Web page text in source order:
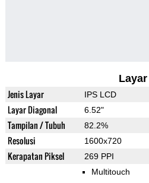
Layar
Jenis Layar IPS LCD
Layar Diagonal 6.52"
Tampilan / Tubuh 82.2%
Resolusi 1600x720
Kerapatan Piksel 269 PPI
Multitouch